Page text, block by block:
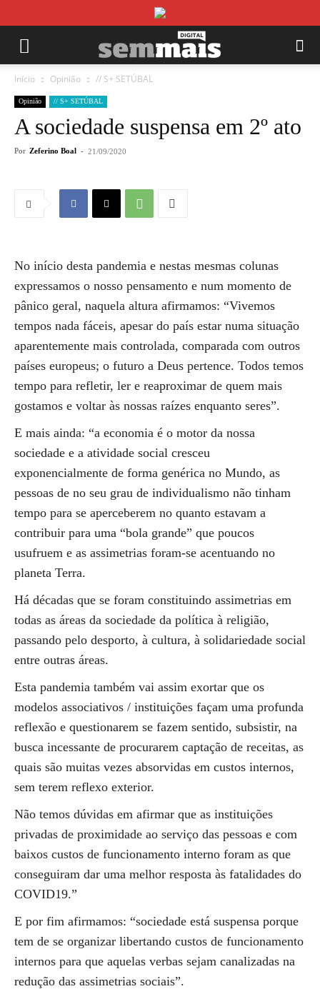
Início Opinião // S+ SETÚBAL
Opinião // S+ SETÚBAL
A sociedade suspensa em 2º ato
Por Zeferino Boal - 21/09/2020
No início desta pandemia e nestas mesmas colunas
expressamos o nosso pensamento e num momento de
pânico geral, naquela altura afirmamos: “Vivemos
tempos nada fáceis, apesar do país estar numa situação
aparentemente mais controlada, comparada com outros
países europeus; o futuro a Deus pertence. Todos temos
tempo para refletir, ler e reaproximar de quem mais
gostamos e voltar às nossas raízes enquanto seres”.
E mais ainda: “a economia é o motor da nossa
sociedade e a atividade social cresceu
exponencialmente de forma genérica no Mundo, as
pessoas de no seu grau de individualismo não tinham
tempo para se aperceberem no quanto estavam a
contribuir para uma “bola grande” que poucos
usufruem e as assimetrias foram-se acentuando no
planeta Terra.
Há décadas que se foram constituindo assimetrias em
todas as áreas da sociedade da política à religião,
passando pelo desporto, à cultura, à solidariedade social
entre outras áreas.
Esta pandemia também vai assim exortar que os
modelos associativos / instituições façam uma profunda
reflexão e questionarem se fazem sentido, subsistir, na
busca incessante de procurarem captação de receitas, as
quais são muitas vezes absorvidas em custos internos,
sem terem reflexo exterior.
Não temos dúvidas em afirmar que as instituições
privadas de proximidade ao serviço das pessoas e com
baixos custos de funcionamento interno foram as que
conseguiram dar uma melhor resposta às fatalidades do
COVID19.”
E por fim afirmamos: “sociedade está suspensa porque
tem de se organizar libertando custos de funcionamento
internos para que aquelas verbas sejam canalizadas na
redução das assimetrias sociais”.